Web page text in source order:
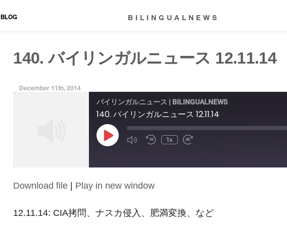
BLOG BILINGUALNEWS
140. バイリンガルニュース 12.11.14
December 11th, 2014
バイリンガルニュース | BILINGUALNEWS
140. バイリンガルニュース 12.11.14
Play
Episode
1x
SHARE
LINK
Download file | Play in new window
12.11.14: CIA拷問、ナスカ侵入、肥満変換、など